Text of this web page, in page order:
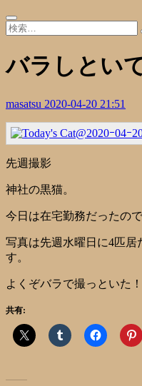
バラしとい
masatsu 2020-04-20 21:51
先週撮影
神社の黒猫。
今日は在宅勤務だったので
写真は先週水曜日に4匹
す。
よくぞバラで撮っといた
共有: